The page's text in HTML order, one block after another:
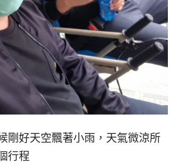
剛好天空飄著小雨，天氣微涼所
行程